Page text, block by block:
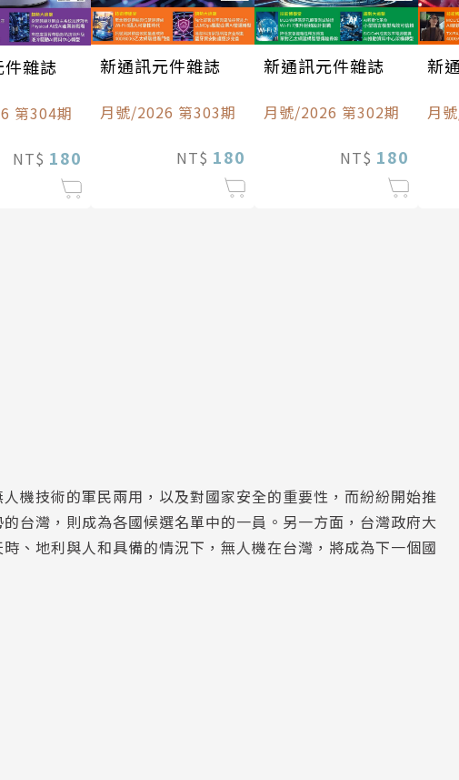
雜誌
第304期
NT$ 180
新通訊元件雜誌
月號/2026 第303期
NT$ 180
新通訊元件雜誌
月號/2026 第302期
NT$ 180
新
月
機技術的軍民兩用，以及對國家安全的重要性，而紛紛開始推
台灣，則成為各國候選名單中的一員。另一方面，台灣政府大
、地利與人和具備的情況下，無人機在台灣，將成為下一個國